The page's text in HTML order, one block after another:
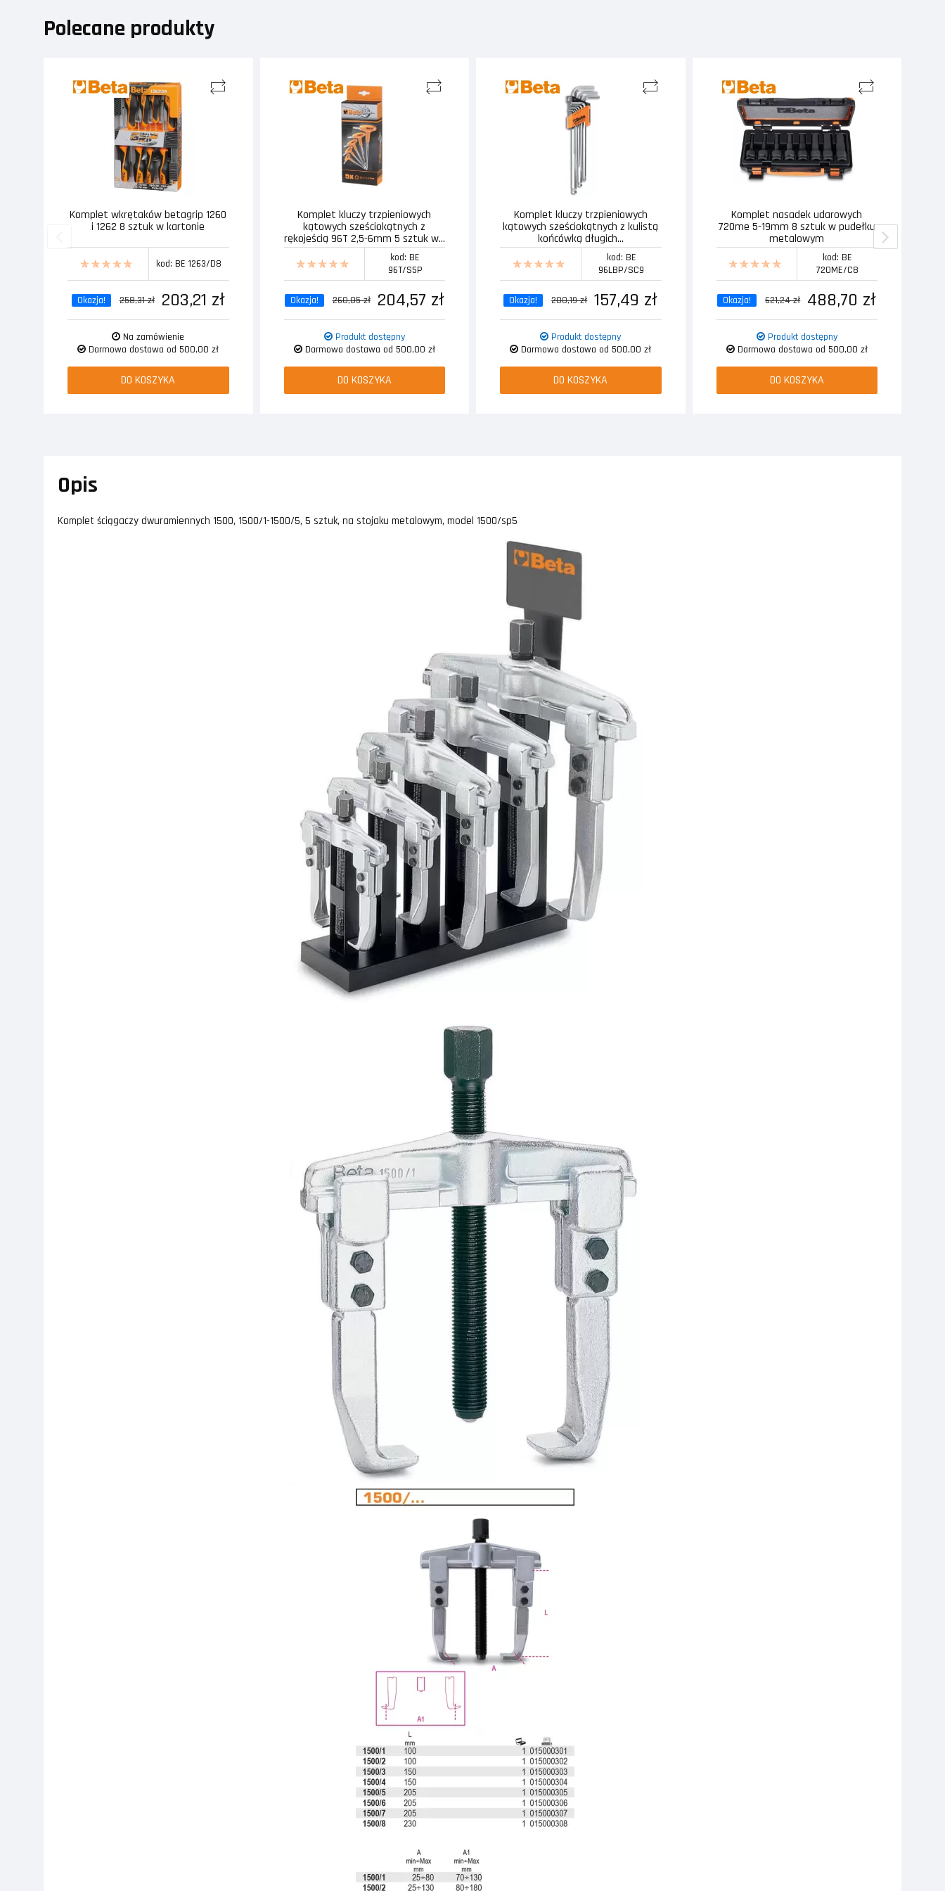
Polecane produkty
Komplet wkrętaków betagrip 1260
i 1262 8 sztuk w kartonie
kod: BE 1263/D8
Okazja! 258,31 zł 203,21 zł
Na zamówienie
Darmowa dostawa od 500,00 zł
DO KOSZYKA
Komplet kluczy trzpieniowych
kątowych sześciokątnych z
rękojeścią 96T 2,5-6mm 5 sztuk w...
kod: BE
96T/S5P
Okazja! 260,05 zł 204,57 zł
Produkt dostępny
Darmowa dostawa od 500,00 zł
DO KOSZYKA
Komplet kluczy trzpieniowych
kątowych sześciokątnych z kulistą
końcówką długich...
kod: BE
96LBP/SC9
Okazja! 200,19 zł 157,49 zł
Produkt dostępny
Darmowa dostawa od 500,00 zł
DO KOSZYKA
Komplet nasadek udarowych
720me 5-19mm 8 sztuk w pudełku
metalowym
kod: BE
720ME/C8
Okazja! 621,24 zł 488,70 zł
Produkt dostępny
Darmowa dostawa od 500,00 zł
DO KOSZYKA
Opis
Komplet ściągaczy dwuramiennych 1500, 1500/1-1500/5, 5 sztuk, na stojaku metalowym, model 1500/sp5